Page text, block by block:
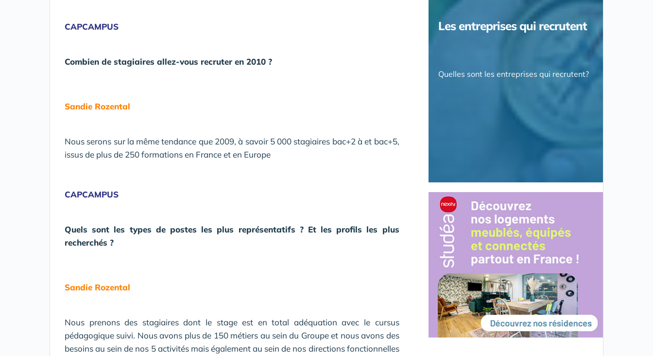
CAPCAMPUS
Combien de stagiaires allez-vous recruter en 2010 ?
Sandie Rozental
Nous serons sur la même tendance que 2009, à savoir 5 000 stagiaires bac+2 à et bac+5,
issus de plus de 250 formations en France et en Europe
CAPCAMPUS
Quels sont les types de postes les plus représentatifs ? Et les profils les plus
recherchés ?
Sandie Rozental
Nous prenons des stagiaires dont le stage est en total adéquation avec le cursus
pédagogique suivi. Nous avons plus de 150 métiers au sein du Groupe et nous avons des
besoins au sein de nos 5 activités mais également au sein de nos directions fonctionnelles
Les entreprises qui recrutent
Quelles sont les entreprises qui recrutent?